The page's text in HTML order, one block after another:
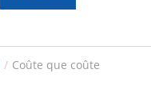
/ Coûte que coûte